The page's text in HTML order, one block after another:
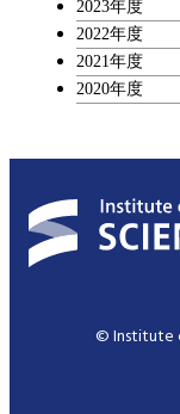
2023年度
2022年度
2021年度
2020年度
© Institute